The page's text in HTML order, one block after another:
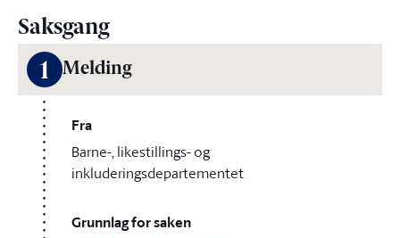
Saksgang
1 Melding
Fra
Barne-, likestillings- og
inkluderingsdepartementet
Grunnlag for saken